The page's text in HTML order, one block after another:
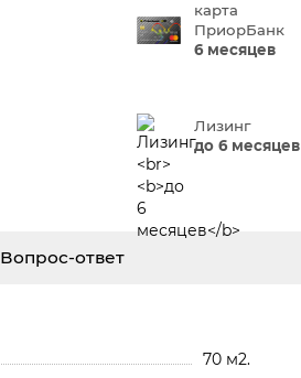
карта
ПриорБанк
6 месяцев
Лизинг
до 6 месяцев
Вопрос-ответ
70 м2.